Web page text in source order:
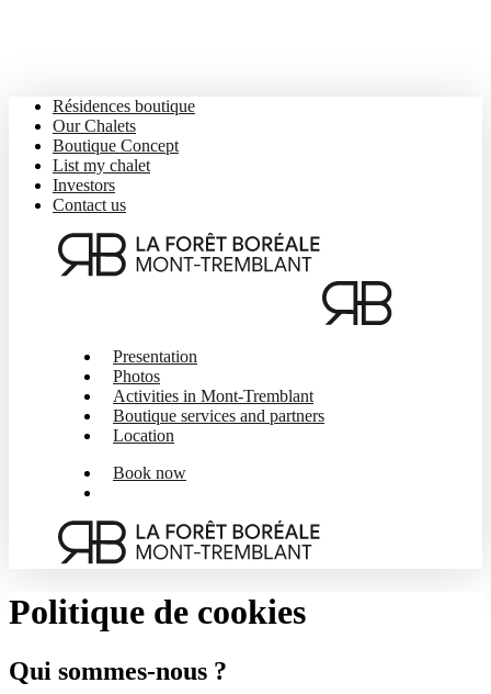
Résidences boutique
Our Chalets
Boutique Concept
List my chalet
Investors
Contact us
Menu
Presentation
Photos
Activities in Mont-Tremblant
Boutique services and partners
Location
Book now
Politique de cookies
Qui sommes-nous ?